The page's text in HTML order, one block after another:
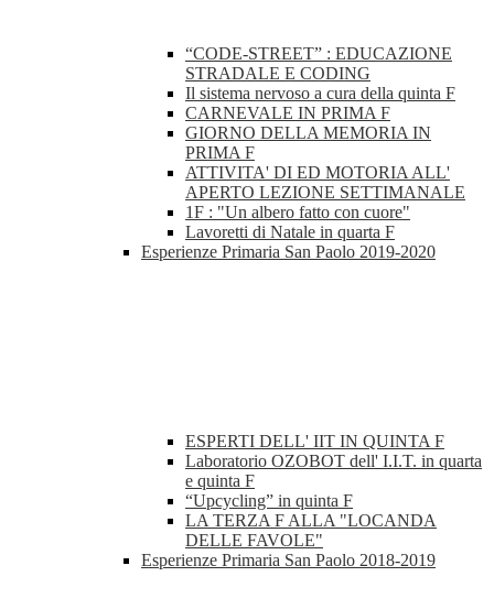
“CODE-STREET” : EDUCAZIONE
STRADALE E CODING
Il sistema nervoso a cura della quinta F
CARNEVALE IN PRIMA F
GIORNO DELLA MEMORIA IN
PRIMA F
ATTIVITA' DI ED MOTORIA ALL'
APERTO LEZIONE SETTIMANALE
1F : "Un albero fatto con cuore"
Lavoretti di Natale in quarta F
Esperienze Primaria San Paolo 2019-2020
ESPERTI DELL' IIT IN QUINTA F
Laboratorio OZOBOT dell' I.I.T. in quarta
e quinta F
“Upcycling” in quinta F
LA TERZA F ALLA "LOCANDA
DELLE FAVOLE"
Esperienze Primaria San Paolo 2018-2019